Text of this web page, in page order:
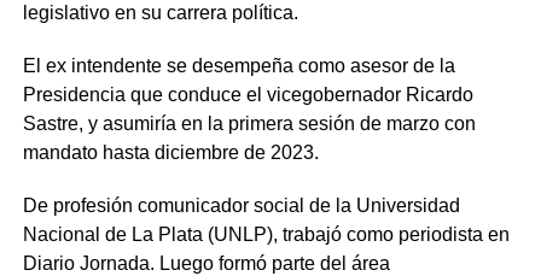
legislativo en su carrera política.
El ex intendente se desempeña como asesor de la
Presidencia que conduce el vicegobernador Ricardo
Sastre, y asumiría en la primera sesión de marzo con
mandato hasta diciembre de 2023.
De profesión comunicador social de la Universidad
Nacional de La Plata (UNLP), trabajó como periodista en
Diario Jornada. Luego formó parte del área